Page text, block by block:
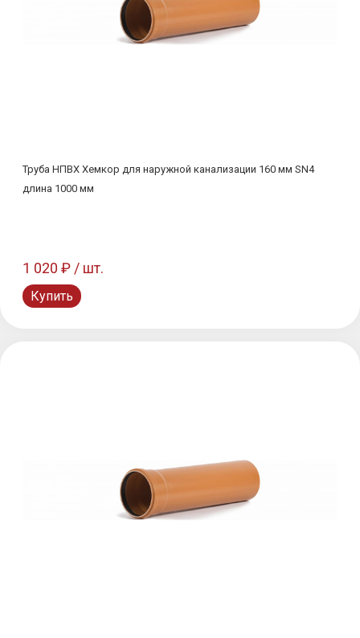
Труба НПВХ Хемкор для наружной канализации 160 мм SN4
длина 1000 мм
1 020 ₽ / шт.
Купить